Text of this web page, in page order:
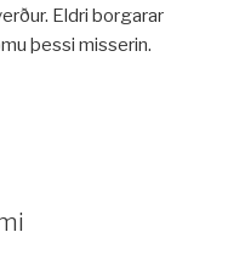
Eldri borgarar
þessi misserin.